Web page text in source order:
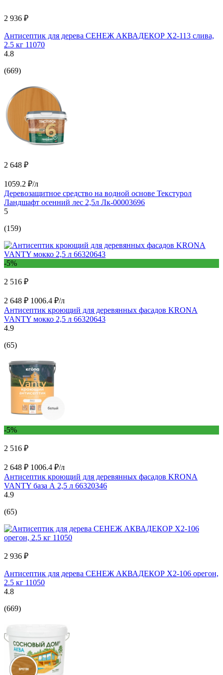
2 936 ₽
Антисептик для дерева СЕНЕЖ АКВАДЕКОР Х2-113 слива,
2.5 кг 11070
4.8
(669)
2 648 ₽
1059.2 ₽/л
Деревозащитное средство на водной основе Текстурол
Ландшафт осенний лес 2,5л Лк-00003696
5
(159)
-5%
2 516 ₽
2 648 ₽ 1006.4 ₽/л
Антисептик кроющий для деревянных фасадов KRONA
VANTY мокко 2,5 л 66320643
4.9
(65)
-5%
2 516 ₽
2 648 ₽ 1006.4 ₽/л
Антисептик кроющий для деревянных фасадов KRONA
VANTY база А 2,5 л 66320346
4.9
(65)
2 936 ₽
Антисептик для дерева СЕНЕЖ АКВАДЕКОР Х2-106 орегон,
2.5 кг 11050
4.8
(669)